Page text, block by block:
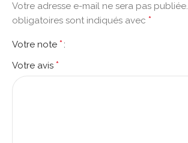
Votre adresse e-mail ne sera pas publiée.
obligatoires sont indiqués avec *
Votre note *
Votre avis *